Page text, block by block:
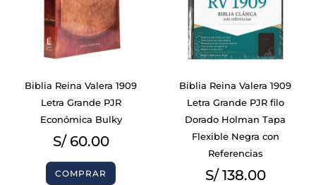
Biblia Reina Valera 1909
Letra Grande PJR
Económica Bulky
S/60.00
COMPRAR
Biblia Reina Valera 1909
Letra Grande PJR filo
Dorado Holman Tapa
Flexible Negra con
Referencias
S/138.00